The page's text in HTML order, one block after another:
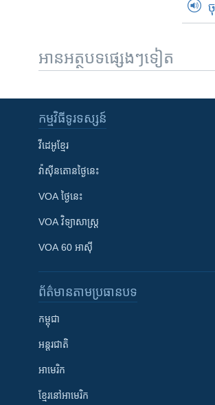
អានអត្ថបទផ្សេងៗទៀត
កម្មវិធី​ទូរទស្សន៍
វីដេអូ​ខ្មែរ
វ៉ាស៊ីនតោន​ថ្ងៃ​នេះ
VOA ថ្ងៃនេះ
VOA ​វិទ្យាសាស្ត្រ
VOA 60 អាស៊ី
ព័ត៌មាន​តាមប្រធានបទ​
កម្ពុជា
អន្តរជាតិ
អាមេរិក
ខ្មែរ​នៅអាមេរិក